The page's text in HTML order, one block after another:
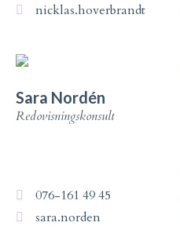
nicklas.hoverbrandt
Sara Nordén
Redovisningskonsult
076-161 49 45
sara.norden